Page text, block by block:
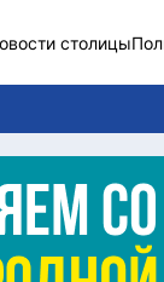
столицы